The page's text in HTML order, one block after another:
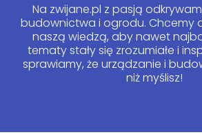
Na zwijane.pl z pasją
budownictwa i ogrodu. Chcemy
naszą wiedzą, aby nawet
tematy stały się zrozumiałe i
sprawiamy, że urządzanie i
niż myślisz!